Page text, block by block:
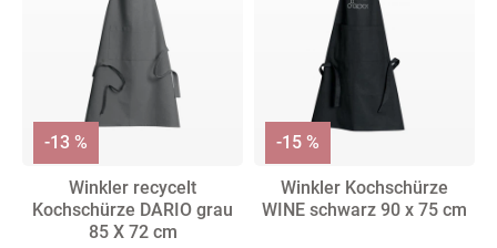
Winkler recycelt
Kochschürze DARIO grau
85 X 72 cm
-13 %
Winkler Kochschürze
WINE schwarz 90 x 75 cm
-15 %